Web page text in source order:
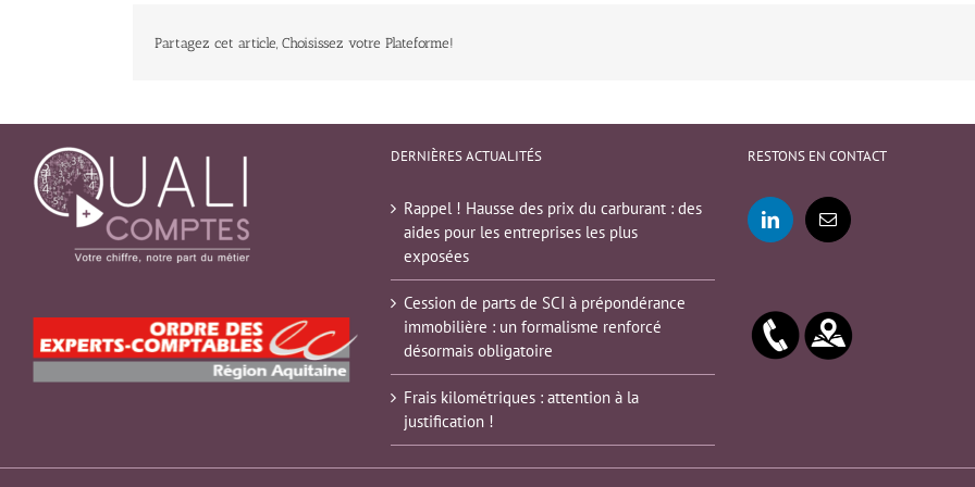
Partagez cet article, Choisissez votre Plateforme!
DERNIÈRES ACTUALITÉS
Rappel ! Hausse des prix du carburant : des
aides pour les entreprises les plus
exposées
Cession de parts de SCI à prépondérance
immobilière : un formalisme renforcé
désormais obligatoire
Frais kilométriques : attention à la
justification !
RESTONS EN CONTACT